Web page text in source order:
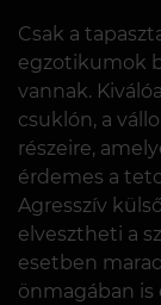
Csak a
egzotikumok
vannak.
csuklón, a
részeire,
érdemes a
Agresszív
elvesztheti a
esetben
önmagában is